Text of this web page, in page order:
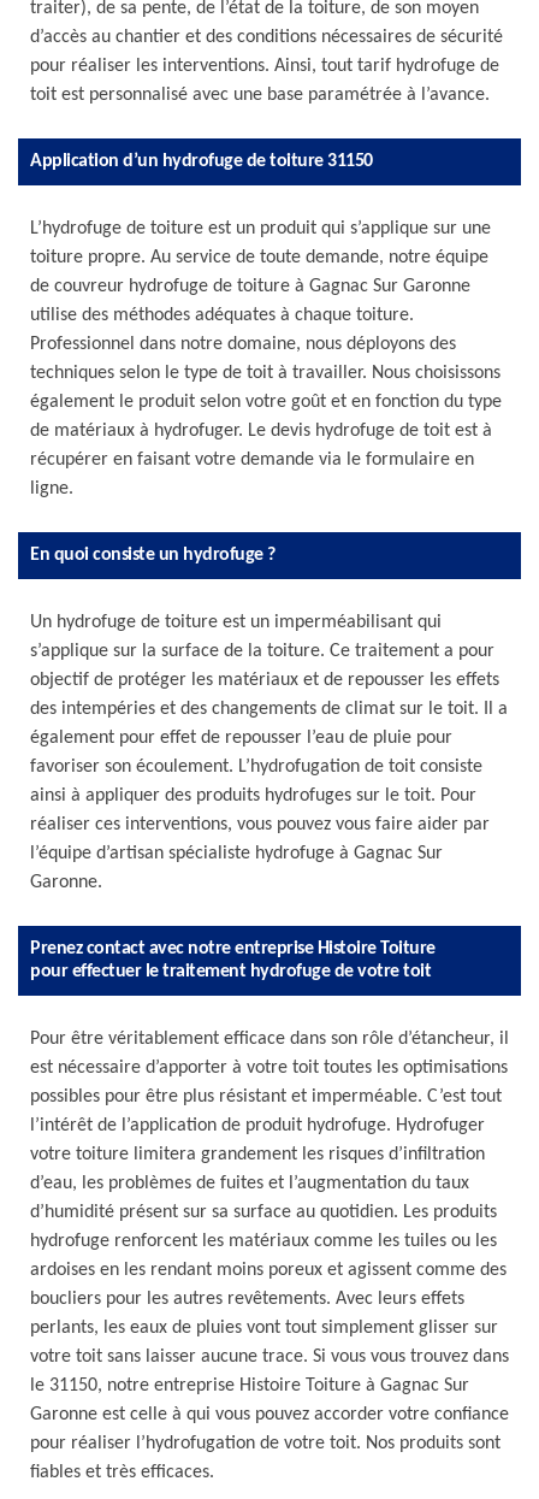
traiter), de sa pente, de l’état de la toiture, de son moyen
d’accès au chantier et des conditions nécessaires de sécurité
pour réaliser les interventions. Ainsi, tout tarif hydrofuge de
toit est personnalisé avec une base paramétrée à l’avance.
Application d’un hydrofuge de toiture 31150
L’hydrofuge de toiture est un produit qui s’applique sur une
toiture propre. Au service de toute demande, notre équipe
de couvreur hydrofuge de toiture à Gagnac Sur Garonne
utilise des méthodes adéquates à chaque toiture.
Professionnel dans notre domaine, nous déployons des
techniques selon le type de toit à travailler. Nous choisissons
également le produit selon votre goût et en fonction du type
de matériaux à hydrofuger. Le devis hydrofuge de toit est à
récupérer en faisant votre demande via le formulaire en
ligne.
En quoi consiste un hydrofuge ?
Un hydrofuge de toiture est un imperméabilisant qui
s’applique sur la surface de la toiture. Ce traitement a pour
objectif de protéger les matériaux et de repousser les effets
des intempéries et des changements de climat sur le toit. Il a
également pour effet de repousser l’eau de pluie pour
favoriser son écoulement. L’hydrofugation de toit consiste
ainsi à appliquer des produits hydrofuges sur le toit. Pour
réaliser ces interventions, vous pouvez vous faire aider par
l’équipe d’artisan spécialiste hydrofuge à Gagnac Sur
Garonne.
Prenez contact avec notre entreprise Histoire Toiture
pour effectuer le traitement hydrofuge de votre toit
Pour être véritablement efficace dans son rôle d’étancheur, il
est nécessaire d’apporter à votre toit toutes les optimisations
possibles pour être plus résistant et imperméable. C’est tout
l’intérêt de l’application de produit hydrofuge. Hydrofuger
votre toiture limitera grandement les risques d’infiltration
d’eau, les problèmes de fuites et l’augmentation du taux
d’humidité présent sur sa surface au quotidien. Les produits
hydrofuge renforcent les matériaux comme les tuiles ou les
ardoises en les rendant moins poreux et agissent comme des
boucliers pour les autres revêtements. Avec leurs effets
perlants, les eaux de pluies vont tout simplement glisser sur
votre toit sans laisser aucune trace. Si vous vous trouvez dans
le 31150, notre entreprise Histoire Toiture à Gagnac Sur
Garonne est celle à qui vous pouvez accorder votre confiance
pour réaliser l’hydrofugation de votre toit. Nos produits sont
fiables et très efficaces.